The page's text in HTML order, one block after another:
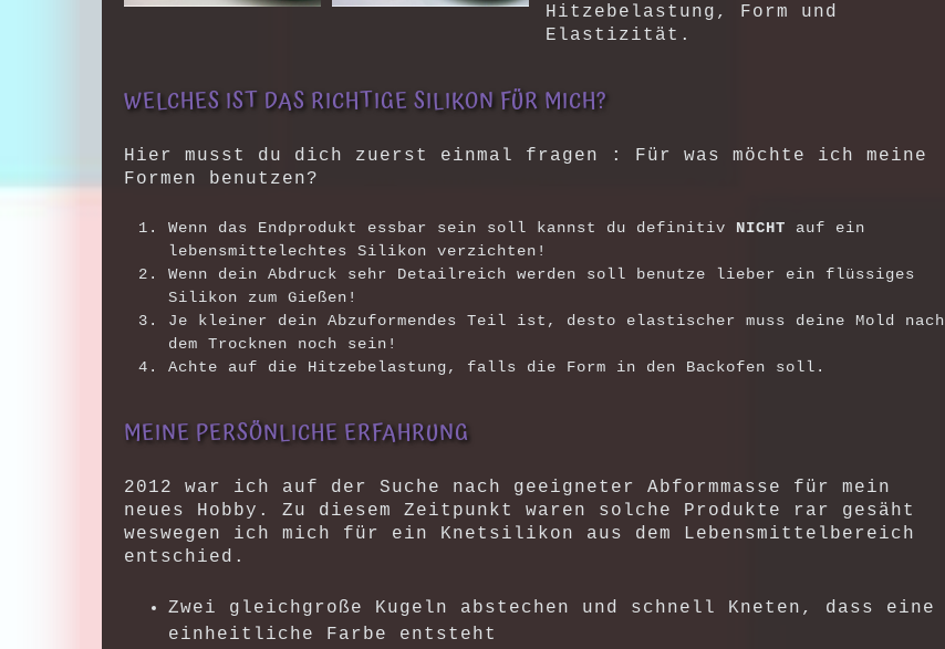
Hitzebelastung, Form und
Elastizität.
WELCHES IST DAS RICHTIGE SILIKON FÜR MICH?
Hier musst du dich zuerst einmal fragen : Für was möchte ich meine
Formen benutzen?
Wenn das Endprodukt essbar sein soll kannst du definitiv NICHT auf ein
lebensmittelechtes Silikon verzichten!
Wenn dein Abdruck sehr Detailreich werden soll benutze lieber ein flüssiges
Silikon zum Gießen!
Je kleiner dein Abzuformendes Teil ist, desto elastischer muss deine Mold nach
dem Trocknen noch sein!
Achte auf die Hitzebelastung, falls die Form in den Backofen soll.
MEINE PERSÖNLICHE ERFAHRUNG
2012 war ich auf der Suche nach geeigneter Abformmasse für mein
neues Hobby. Zu diesem Zeitpunkt waren solche Produkte rar gesäht
weswegen ich mich für ein Knetsilikon aus dem Lebensmittelbereich
entschied.
Zwei gleichgroße Kugeln abstechen und schnell Kneten, dass eine
einheitliche Farbe entsteht